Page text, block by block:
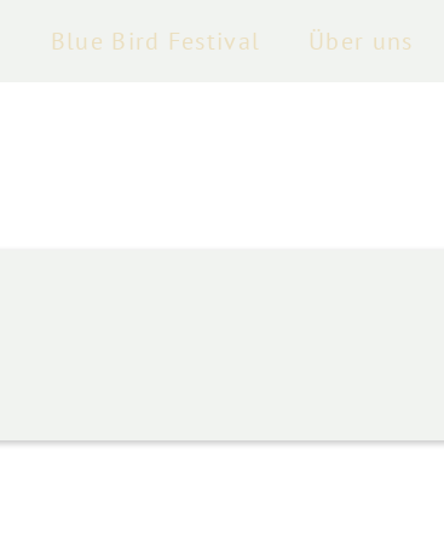
Blue Bird Festival Über uns